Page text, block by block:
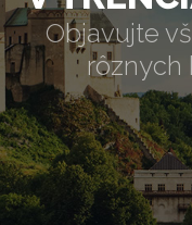
Objavujte
rôznych